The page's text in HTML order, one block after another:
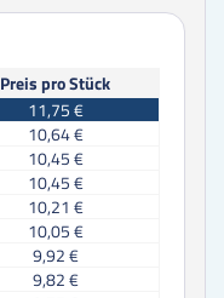
Preis pro Stück
11,75 €
10,64 €
10,45 €
10,45 €
10,21 €
10,05 €
9,92 €
9,82 €